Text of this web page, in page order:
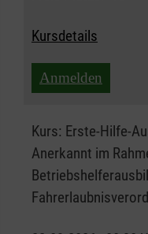
Kursdetails
Anmelden
Kurs: Erste-Hilfe-
Anerkannt im